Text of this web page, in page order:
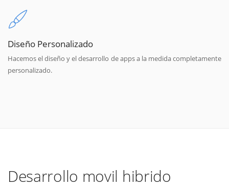
Diseño Personalizado
Hacemos el diseño y el desarrollo de apps a la medida completamente
personalizado.
Desarrollo movil hibrido